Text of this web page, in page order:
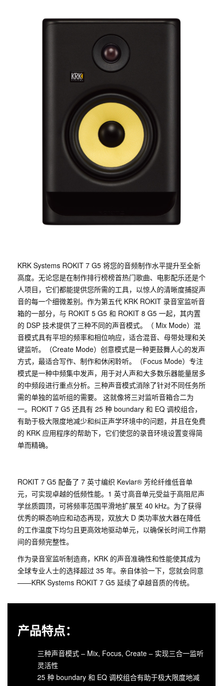
KRK Systems ROKIT 7 G5 将您的音频制作水平提升至全新
高度。无论您是在制作排行榜榜首热门歌曲、电影配乐还是个
人项目，它们都能提供您所需的工具，以惊人的清晰度捕捉声
音的每一个细微差别。作为第五代 KRK ROKIT 录音室监听音
箱的一部分，与 ROKIT 5 G5 和 ROKIT 8 G5 一起，其内置
的 DSP 技术提供了三种不同的声音模式。（ Mix Mode）混
音模式具有平坦的频率和相位响应，适合混音、母带处理和关
键监听。（Create Mode）创意模式是一种更鼓舞人心的发声
方式，最适合写作、制作和休闲聆听。（Focus Mode）专注
模式是一种中频集中发声，用于对人声和大多数乐器能量居多
的中频段进行重点分析。三种声音模式消除了针对不同任务所
需的单独的监听组的需要。 这就像将三对监听音箱合二为
一。ROKIT 7 G5 还具有 25 种 boundary 和 EQ 调校组合，
有助于极大限度地减少和纠正声学环境中的问题，并且在免费
的 KRK 应用程序的帮助下，它们使您的录音环境设置变得简
单而精确。
ROKIT 7 G5 配备了 7 英寸编织 Kevlar® 芳纶纤维低音单
元，可实现卓越的低频性能。1 英寸高音单元受益于高阻尼声
学丝质圆顶，可将频率范围平滑地扩展至 40 kHz。为了获得
优秀的瞬态响应和动态再现，双放大 D 类功率放大器在降低
的工作温度下均匀且更高效地驱动单元，以确保长时间工作期
间的音频完整性。
作为录音室监听制造商，KRK 的声音准确性和性能使其成为
全球专业人士的选择超过 35 年。亲自体验一下，您就会同意
——KRK Systems ROKIT 7 G5 延续了卓越音质的传统。
产品特点：
三种声音模式 – Mix, Focus, Create – 实现三合一监听
灵活性
25 种 boundary 和 EQ 调校组合有助于极大限度地减